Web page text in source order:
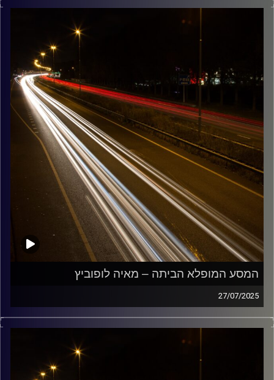
הביתה בשלום עם קים חוגי
קרדיט תמונות:
המסע המופלא הביתה – מאיה לופוביץ
27/07/2025
מוזיקה שתלווה אותנו אחרי יום עבודה ארוך ותחזיר אותנו
הביתה בשלום עם מאיה לופוביץ
קרדיט תמונות: